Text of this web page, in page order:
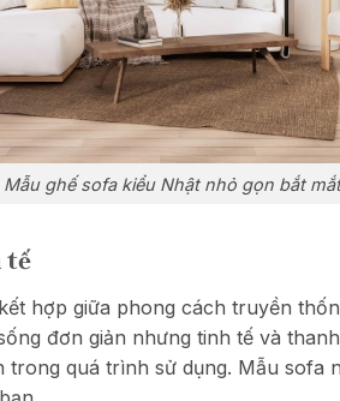
Mẫu ghế sofa kiểu Nhật nhỏ gọn bắt mắt
tế
hợp giữa phong cách truyền
đơn giản nhưng tinh tế và
trong quá trình sử dụng. Mẫu